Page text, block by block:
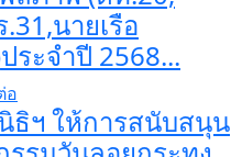
นายเรือ
ระจำปี 2568...
อ
ธิฯ ให้การสนับสนุน